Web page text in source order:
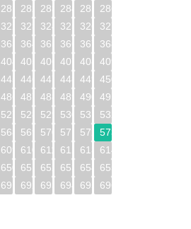
281 282 283 284 285
286
322 323 324 325 326
327
363 364 365 366 367
368
404 405 406 407 408
409
445 446 447 448 449
450
486 487 488 489 490
491
527 528 529 530 531
532
568 569 570 571 572
573
609 610 611 612 613
614
650 651 652 653 654
655
691 692 693 694 695
696